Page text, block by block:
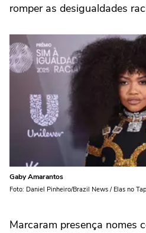
romper as desigualdades
Gaby Amarantos
Foto: Daniel Pinheiro/Brazil News / Elas no
Marcaram presença nomes